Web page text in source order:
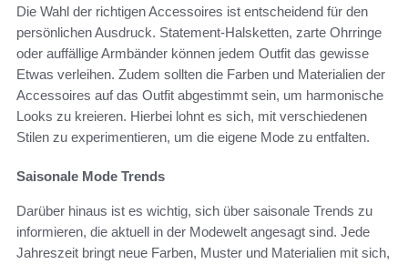
Die Wahl der richtigen Accessoires ist entscheidend für den
persönlichen Ausdruck. Statement-Halsketten, zarte Ohrringe
oder auffällige Armbänder können jedem Outfit das gewisse
Etwas verleihen. Zudem sollten die Farben und Materialien der
Accessoires auf das Outfit abgestimmt sein, um harmonische
Looks zu kreieren. Hierbei lohnt es sich, mit verschiedenen
Stilen zu experimentieren, um die eigene Mode zu entfalten.
Saisonale Mode Trends
Darüber hinaus ist es wichtig, sich über saisonale Trends zu
informieren, die aktuell in der Modewelt angesagt sind. Jede
Jahreszeit bringt neue Farben, Muster und Materialien mit sich,